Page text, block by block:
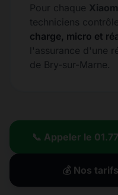
Pour chaque
techniciens
charge, micro et
l'assurance d'une
de Bry-sur-Marne.
📞 Appeler le
💰 Nos